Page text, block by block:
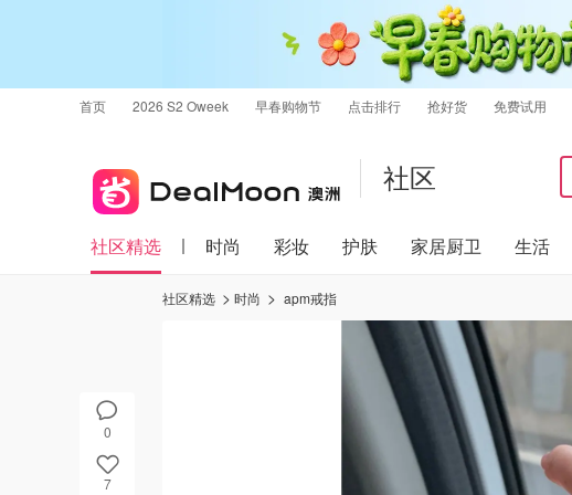
首页 2026 S2 Oweek 早春购物节 点击排行 抢好货 免费试用
社区
社区精选 时尚 彩妆 护肤 家居厨卫 生活
0
7
社区精选 时尚 apm戒指